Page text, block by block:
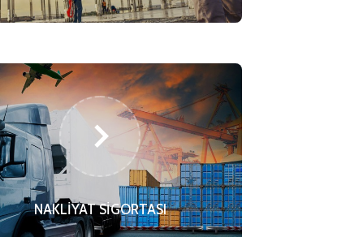
NAKLİYAT SİGORTASI